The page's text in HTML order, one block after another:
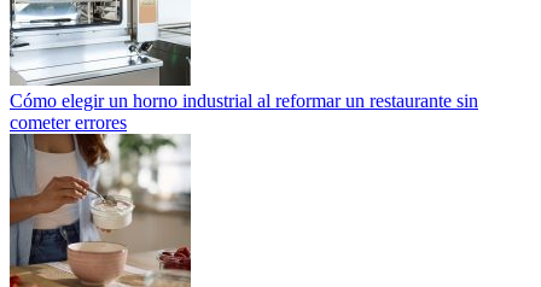
Cómo elegir un horno industrial al reformar un restaurante sin
cometer errores